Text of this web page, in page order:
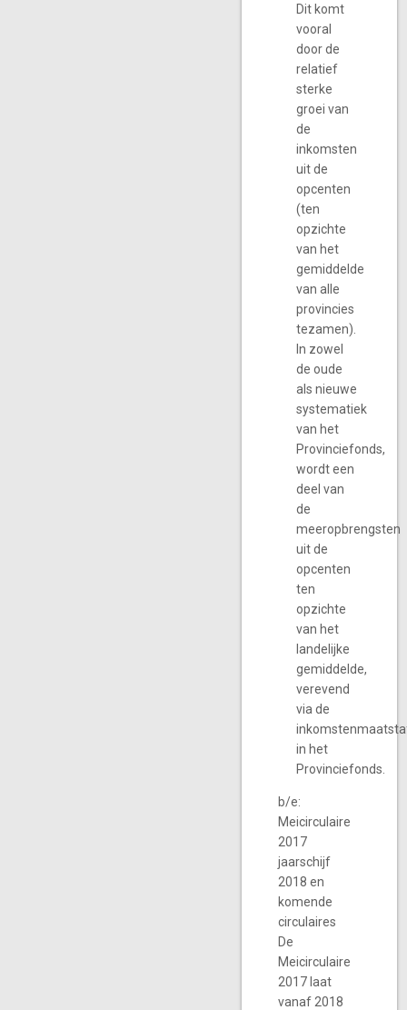
Dit komt
vooral
door de
relatief
sterke
groei van
de
inkomsten
uit de
opcenten
(ten
opzichte
van het
gemiddelde
van alle
provincies
tezamen).
In zowel
de oude
als nieuwe
systematiek
van het
Provinciefonds,
wordt een
deel van
de
meeropbrengsten
uit de
opcenten
ten
opzichte
van het
landelijke
gemiddelde,
verevend
via de
in het
Provinciefonds.
b/e:
Meicirculaire
2017
jaarschijf
2018 en
komende
circulaires
De
Meicirculaire
2017 laat
vanaf 2018